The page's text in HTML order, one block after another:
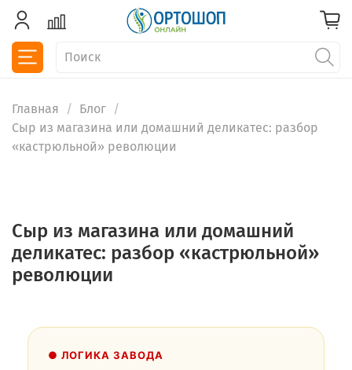
Главная
Блог
Сыр из магазина или домашний деликатес: разбор
«кастрюльной» революции
Сыр из магазина или домашний
деликатес: разбор «кастрюльной»
революции
● ЛОГИКА ЗАВОДА